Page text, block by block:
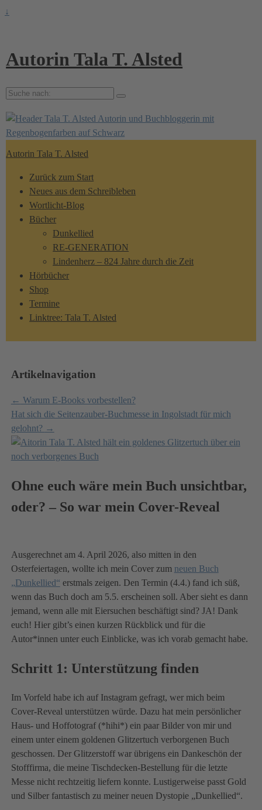
↓
Autorin Tala T. Alsted
Suche
Autorin Tala T. Alsted
Zurück zum Start
Neues aus dem Schreibleben
Wortlicht-Blog
Bücher
Dunkellied
RE-GENERATION
Lindenherz – 824 Jahre durch die Zeit
Hörbücher
Shop
Termine
Linktree: Tala T. Alsted
Artikelnavigation
← Warum E-Books vorbestellen?
Hat sich die Seitenzauber-Buchmesse in Ingolstadt für mich
gelohnt? →
Ohne euch wäre mein Buch unsichtbar,
oder? – So war mein Cover-Reveal
Ausgerechnet am 4. April 2026, also mitten in den
Osterfeiertagen, wollte ich mein Cover zum neuen Buch
„Dunkellied“ erstmals zeigen. Den Termin (4.4.) fand ich süß,
wenn das Buch doch am 5.5. erscheinen soll. Aber sieht es dann
jemand, wenn alle mit Eiersuchen beschäftigt sind? JA! Dank
euch! Hier gibt’s einen kurzen Rückblick und für die
Autor*innen unter euch Einblicke, was ich vorab gemacht habe.
Schritt 1: Unterstützung finden
Im Vorfeld habe ich auf Instagram gefragt, wer mich beim
Cover-Reveal unterstützen würde. Dazu hat mein persönlicher
Haus- und Hoffotograf (*hihi*) ein paar Bilder von mir und
einem unter einem goldenen Glitzertuch verborgenen Buch
geschossen. Der Glitzerstoff war übrigens ein Dankeschön der
Stofffirma, die meine Tischdecken-Bestellung für die letzte
Messe nicht rechtzeitig liefern konnte. Lustigerweise passt Gold
und Silber fantastisch zu meiner neuen Dystopie „Dunkellied“.